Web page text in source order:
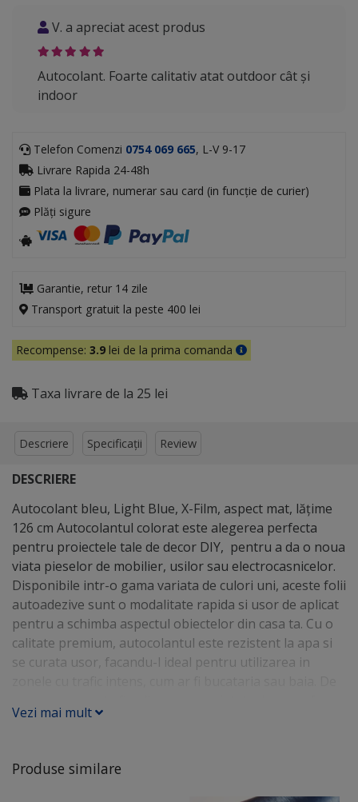
V. a apreciat acest produs
Autocolant. Foarte calitativ atat outdoor cât și
indoor
Telefon Comenzi 0754 069 665, L-V 9-17
Livrare Rapida 24-48h
Plata la livrare, numerar sau card (in funcție de curier)
Plăți sigure
Garantie, retur 14 zile
Transport gratuit la peste 400 lei
Recompense: 3.9 lei de la prima comanda
Taxa livrare de la 25 lei
Descriere Specificații Review
DESCRIERE
Autocolant bleu, Light Blue, X-Film, aspect mat, lățime
126 cm Autocolantul colorat este alegerea perfecta
pentru proiectele tale de decor DIY, pentru a da o noua
viata pieselor de mobilier, usilor sau electrocasnicelor.
Disponibile intr-o gama variata de culori uni, aceste folii
autoadezive sunt o modalitate rapida si usor de aplicat
pentru a schimba aspectul obiectelor din casa ta. Cu o
calitate premium, autocolantul este rezistent la apa si
se curata usor, facandu-l ideal pentru utilizarea in
lemn, sticla, metal sau plastic, oferindu-ti o libertate
magazine, locatii horeca, scoli sau gradinite. Folosind
autocolant poti personaliza usor decorul din aceste
Vezi mai mult
Produse similare